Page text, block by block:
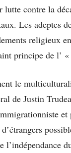
lutte contre la
Les adeptes
religieux
principe de l’
le
de Justin
et
l’indépendance